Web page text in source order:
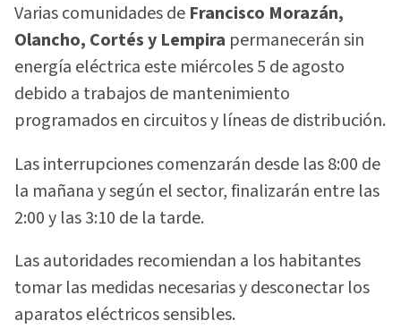
Varias comunidades de Francisco Morazán,
Olancho, Cortés y Lempira permanecerán sin
energía eléctrica este miércoles 5 de agosto
debido a trabajos de mantenimiento
programados en circuitos y líneas de distribución.
Las interrupciones comenzarán desde las 8:00 de
la mañana y según el sector, finalizarán entre las
2:00 y las 3:10 de la tarde.
Las autoridades recomiendan a los habitantes
tomar las medidas necesarias y desconectar los
aparatos eléctricos sensibles.